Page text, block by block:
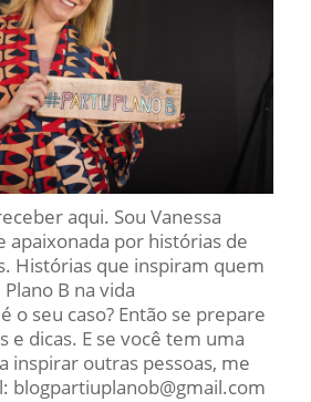
aqui. Sou Vanessa
apaixonada por histórias de
Histórias que inspiram quem
B na vida
o seu caso? Então se prepare
e dicas. E se você tem uma
inspirar outras pessoas, me
blogpartiuplanob@gmail.com